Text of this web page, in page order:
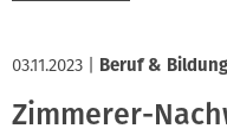
03.11.2023 Beruf & Bildung
Zimmerer-